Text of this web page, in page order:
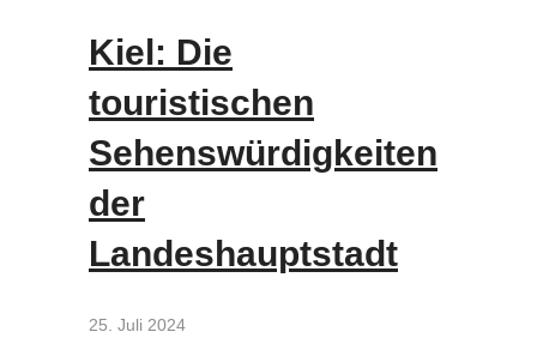
Kiel: Die
touristischen
Sehenswürdigkeiten
der
Landeshauptstadt
25. Juli 2024